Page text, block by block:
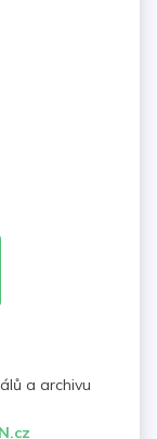
a archivu